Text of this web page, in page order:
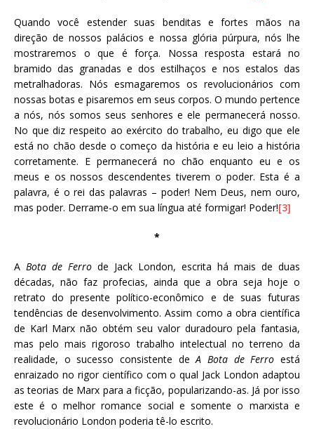
Quando você estender suas benditas e fortes mãos na
direção de nossos palácios e nossa glória púrpura, nós lhe
mostraremos o que é força. Nossa resposta estará no
bramido das granadas e dos estilhaços e nos estalos das
metralhadoras. Nós esmagaremos os revolucionários com
nossas botas e pisaremos em seus corpos. O mundo pertence
a nós, nós somos seus senhores e ele permanecerá nosso.
No que diz respeito ao exército do trabalho, eu digo que ele
está no chão desde o começo da história e eu leio a história
corretamente. E permanecerá no chão enquanto eu e os
meus e os nossos descendentes tiverem o poder. Esta é a
palavra, é o rei das palavras – poder! Nem Deus, nem ouro,
mas poder. Derrame-o em sua língua até formigar! Poder![3]
*
A Bota de Ferro de Jack London, escrita há mais de duas
décadas, não faz profecias, ainda que a obra seja hoje o
retrato do presente político-econômico e de suas futuras
tendências de desenvolvimento. Assim como a obra científica
de Karl Marx não obtém seu valor duradouro pela fantasia,
mas pelo mais rigoroso trabalho intelectual no terreno da
realidade, o sucesso consistente deA Bota de Ferro está
enraizado no rigor científico com o qual Jack London adaptou
as teorias de Marx para a ficção, popularizando-as. Já por isso
este é o melhor romance social e somente o marxista e
revolucionário London poderia tê-lo escrito.